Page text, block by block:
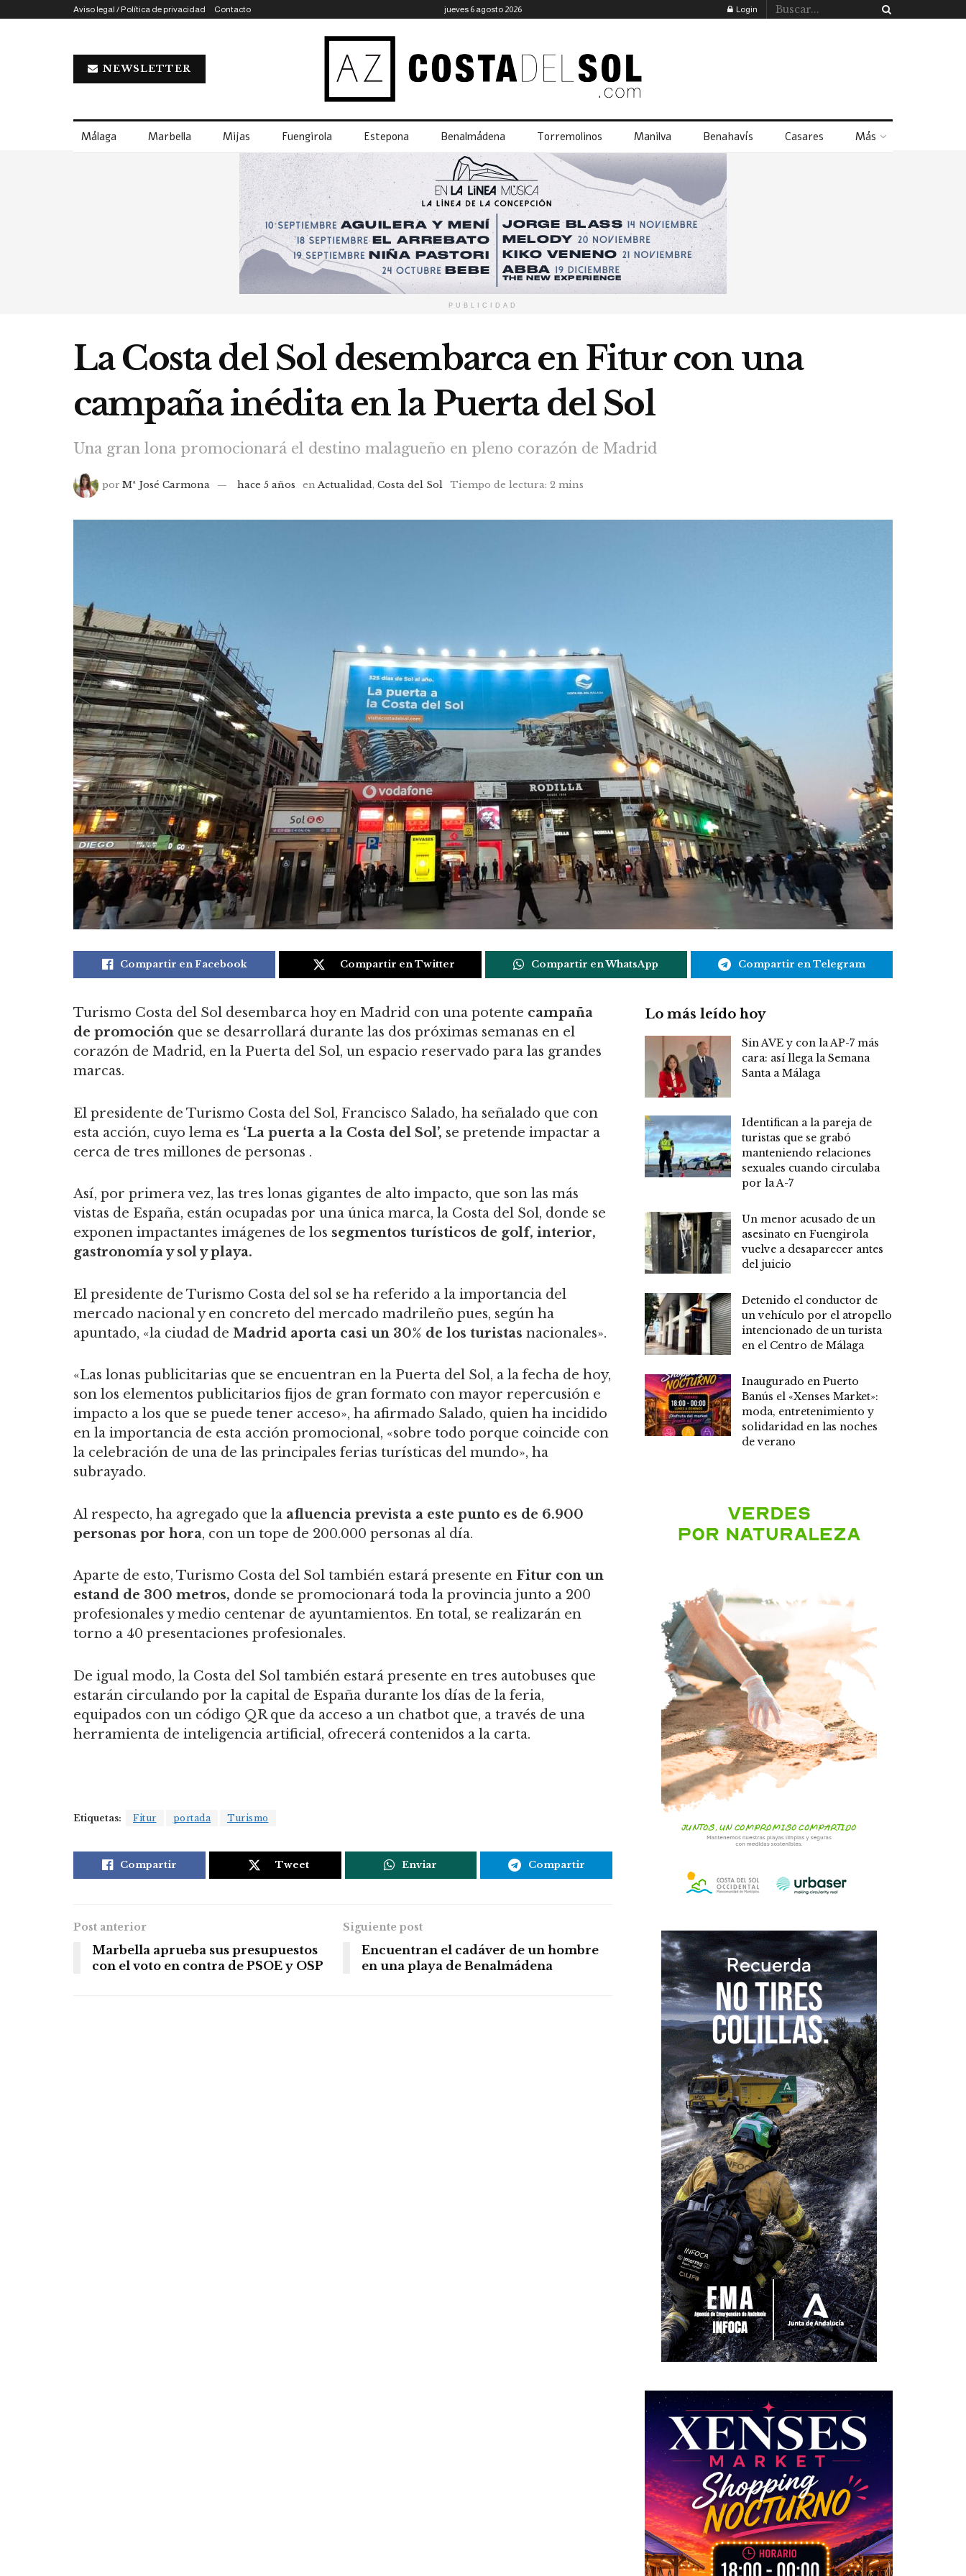
Aviso legal / Política de privacidad Contacto jueves 6 agosto 2026 Login
NEWSLETTER
Málaga Marbella Mijas Fuengirola Estepona Benalmádena Torremolinos Manilva Benahavís Casares Más
PUBLICIDAD
La Costa del Sol desembarca en Fitur con una
campaña inédita en la Puerta del Sol
Una gran lona promocionará el destino malagueño en pleno corazón de Madrid
por Mª José Carmona hace 5 años en Actualidad,Costa del Sol Tiempo de lectura: 2 mins
Compartir en Facebook Compartir en Twitter Compartir en WhatsApp Compartir en Telegram
Turismo Costa del Sol desembarca hoy en Madrid con una potente campaña
de promoción que se desarrollará durante las dos próximas semanas en el
corazón de Madrid, en la Puerta del Sol, un espacio reservado para las grandes
marcas.
El presidente de Turismo Costa del Sol, Francisco Salado, ha señalado que con
esta acción, cuyo lema es ‘La puerta a la Costa del Sol’, se pretende impactar a
cerca de tres millones de personas .
Así, por primera vez, las tres lonas gigantes de alto impacto, que son las más
vistas de España, están ocupadas por una única marca, la Costa del Sol, donde se
exponen impactantes imágenes de los segmentos turísticos de golf, interior,
gastronomía y sol y playa.
El presidente de Turismo Costa del sol se ha referido a la importancia del
mercado nacional y en concreto del mercado madrileño pues, según ha
apuntado, «la ciudad de Madrid aporta casi un 30% de los turistas nacionales».
«Las lonas publicitarias que se encuentran en la Puerta del Sol, a la fecha de hoy,
son los elementos publicitarios fijos de gran formato con mayor repercusión e
impacto a los que se puede tener acceso», ha afirmado Salado, quien ha incidido
en la importancia de esta acción promocional, «sobre todo porque coincide con
la celebración de una de las principales ferias turísticas del mundo», ha
subrayado.
Al respecto, ha agregado que la afluencia prevista a este punto es de 6.900
personas por hora, con un tope de 200.000 personas al día.
Aparte de esto, Turismo Costa del Sol también estará presente en Fitur con un
estand de 300 metros, donde se promocionará toda la provincia junto a 200
profesionales y medio centenar de ayuntamientos. En total, se realizarán en
torno a 40 presentaciones profesionales.
De igual modo, la Costa del Sol también estará presente en tres autobuses que
estarán circulando por la capital de España durante los días de la feria,
equipados con un código QR que da acceso a un chatbot que, a través de una
herramienta de inteligencia artificial, ofrecerá contenidos a la carta.
Etiquetas: Fitur portada Turismo
Compartir Tweet Enviar Compartir
Post anterior
Marbella aprueba sus presupuestos
con el voto en contra de PSOE y OSP
Siguiente post
Encuentran el cadáver de un hombre
en una playa de Benalmádena
Lo más leído hoy
Sin AVE y con la AP-7 más
cara: así llega la Semana
Santa a Málaga
Identifican a la pareja de
turistas que se grabó
manteniendo relaciones
sexuales cuando circulaba
por la A-7
Un menor acusado de un
asesinato en Fuengirola
vuelve a desaparecer antes
del juicio
Detenido el conductor de
un vehículo por el atropello
intencionado de un turista
en el Centro de Málaga
Inaugurado en Puerto
Banús el «Xenses Market»:
moda, entretenimiento y
solidaridad en las noches
de verano